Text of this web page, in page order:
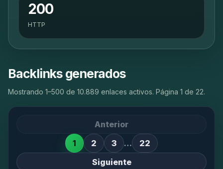
200
HTTP
Backlinks generados
Mostrando 1–500 de 10.889 enlaces activos. Página 1 de 22.
Anterior
1
2 3 …
22
Siguiente